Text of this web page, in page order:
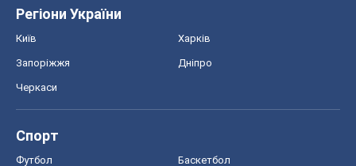
Регіони України
Київ Харків
Запоріжжя Дніпро
Черкаси
Спорт
Футбол Баскетбол